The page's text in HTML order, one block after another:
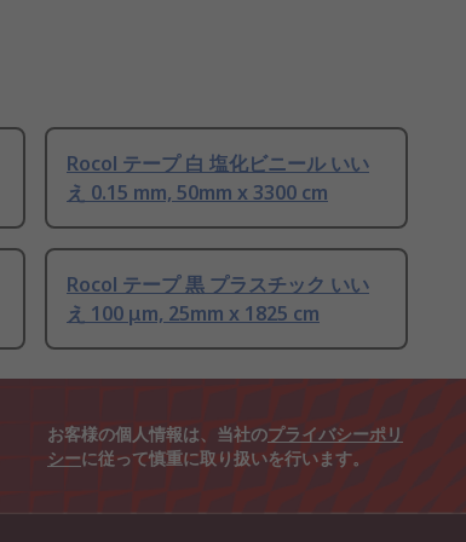
Rocol テープ 白 塩化ビニール いい
え 0.15 mm, 50mm x 3300 cm
Rocol テープ 黒 プラスチック いい
え 100 μm, 25mm x 1825 cm
お客様の個人情報は、当社のプライバシーポリ
シーに従って慎重に取り扱いを行います。